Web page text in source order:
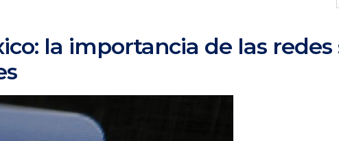
la importancia de las redes